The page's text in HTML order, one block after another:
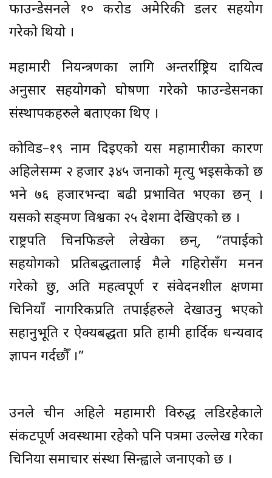
फाउन्डेसनले १० करोड अमेरिकी डलर सहयोग
गरेको थियो ।
महामारी नियन्त्रणका लागि अन्तर्राष्ट्रिय दायित्व
अनुसार सहयोगको घोषणा गरेको फाउन्डेसनका
संस्थापकहरुले बताएका थिए ।
कोविड–१९ नाम दिइएको यस महामारीका कारण
अहिलेसम्म २ हजार ३४५ जनाको मृत्यु भइसकेको छ
भने ७६ हजारभन्दा बढी प्रभावित भएका छन् ।
यसको सङ्क्रमण विश्वका २५ देशमा देखिएको छ ।
राष्ट्रपति चिनफिङले लेखेका छन्, “तपाईको
सहयोगको प्रतिबद्धतालाई मैले गहिरोसँग मनन
गरेको छु, अति महत्वपूर्ण र संवेदनशील क्षणमा
चिनियाँ नागरिकप्रति तपाईहरुले देखाउनु भएको
सहानुभूति र ऐक्यबद्धता प्रति हामी हार्दिक धन्यवाद
ज्ञापन गर्दछौँ ।”
उनले चीन अहिले महामारी विरुद्ध लडिरहेकाले
संकटपूर्ण अवस्थामा रहेको पनि पत्रमा उल्लेख गरेका
चिनिया समाचार संस्था सिन्ह्वाले जनाएको छ ।